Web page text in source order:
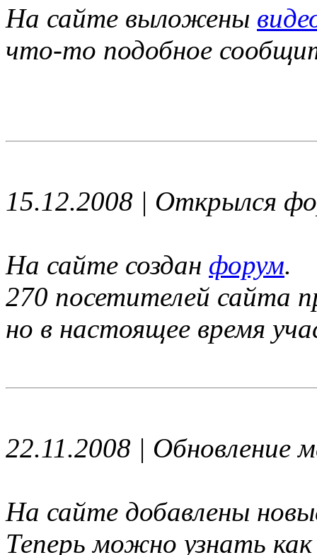
На сайте выложены
что-то подобное
15.12.2008 | Открылся
На сайте создан форум.
270 посетителей сайта
но в настоящее время
22.11.2008 | Обновление
На сайте добавлены
Теперь можно узнать